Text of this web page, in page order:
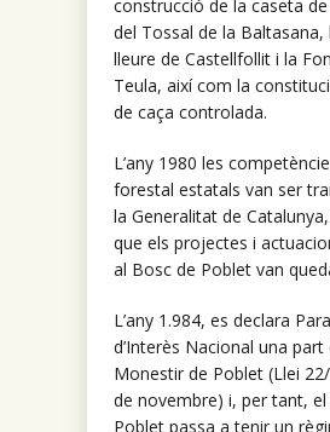
construcció de la caseta
del Tossal de la Baltasana,
lleure de Castellfollit i la
Teula, així com la
de caça controlada.
L’any 1980 les
forestal estatals van ser
la Generalitat de
que els projectes i
al Bosc de Poblet van
L’any 1.984, es declara
d’Interès Nacional una part
Monestir de Poblet (Llei
de novembre) i, per tant, el
Poblet passa a tenir un